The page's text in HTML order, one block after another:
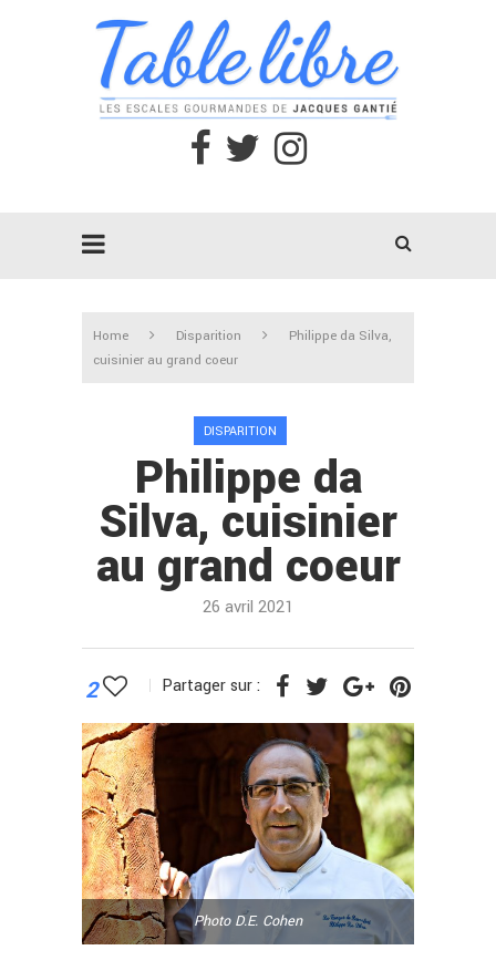
Home Disparition
Philippe da Silva,
cuisinier au grand coeur
DISPARITION
Philippe da
Silva, cuisinier
au grand coeur
26 avril 2021
2 Partager sur :
Photo D.E. Cohen